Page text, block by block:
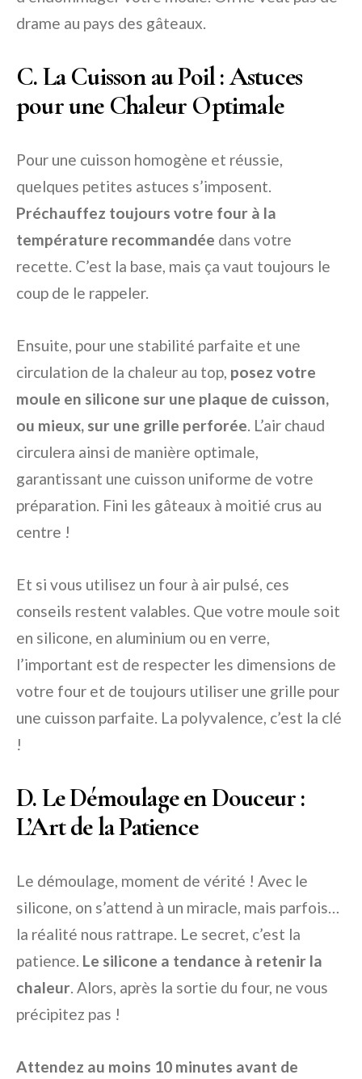
drame au pays des gâteaux.
C. La Cuisson au Poil : Astuces
pour une Chaleur Optimale
Pour une cuisson homogène et réussie,
quelques petites astuces s’imposent.
Préchauffez toujours votre four à la
température recommandée dans votre
recette. C’est la base, mais ça vaut toujours le
coup de le rappeler.
Ensuite, pour une stabilité parfaite et une
circulation de la chaleur au top, posez votre
moule en silicone sur une plaque de cuisson,
ou mieux, sur une grille perforée . L’air chaud
circulera ainsi de manière optimale,
garantissant une cuisson uniforme de votre
préparation. Fini les gâteaux à moitié crus au
centre !
Et si vous utilisez un four à air pulsé, ces
conseils restent valables. Que votre moule soit
en silicone, en aluminium ou en verre,
l’important est de respecter les dimensions de
votre four et de toujours utiliser une grille pour
une cuisson parfaite. La polyvalence, c’est la clé
!
D. Le Démoulage en Douceur :
L’Art de la Patience
Le démoulage, moment de vérité ! Avec le
silicone, on s’attend à un miracle, mais parfois…
la réalité nous rattrape. Le secret, c’est la
patience. Le silicone a tendance à retenir la
chaleur . Alors, après la sortie du four, ne vous
précipitez pas !
Attendez au moins 10 minutes avant de